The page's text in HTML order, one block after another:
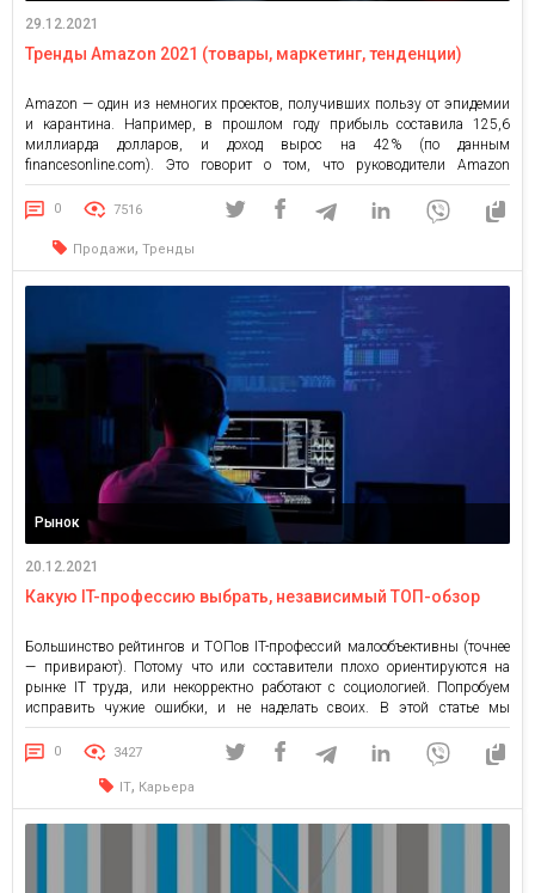
29.12.2021
Тренды Amazon 2021 (товары, маркетинг, тенденции)
Amazon — один из немногих проектов, получивших пользу от эпидемии
и карантина. Например, в прошлом году прибыль составила 125,6
миллиарда долларов, и доход вырос на 42% (по данным
financesonline.com). Это говорит о том, что руководители Amazon
обладают потрясающей деловой хваткой и вместе с тем, смотрят в
будущее, что дало дополнительный плюс к репутации компании. Amazon
0 7516
Продажи, Тренды
Рынок
20.12.2021
Какую IT-профессию выбрать, независимый ТОП-обзор
Большинство рейтингов и ТОПов IT-профессий малообъективны (точнее
— привирают). Потому что или составители плохо ориентируются на
рынке IT труда, или некорректно работают с социологией. Попробуем
исправить чужие ошибки, и не наделать своих. В этой статье мы
разберемся: кто есть кто в мире IT профессий, какое направление
выбрать, чтобы получить максимум пользы при минимальных затратах
0 3427
IT, Карьера